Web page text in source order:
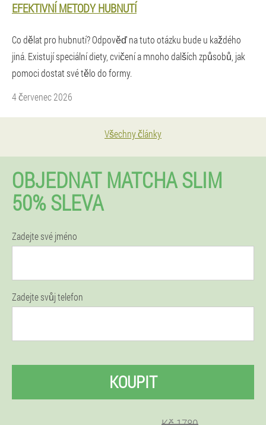
EFEKTIVNÍ METODY HUBNUTÍ
Co dělat pro hubnutí? Odpověď na tuto otázku bude u každého
jiná. Existují speciální diety, cvičení a mnoho dalších způsobů, jak
pomoci dostat své tělo do formy.
4 červenec 2026
Všechny články
OBJEDNAT MATCHA SLIM
50% SLEVA
Zadejte své jméno
Zadejte svůj telefon
KOUPIT